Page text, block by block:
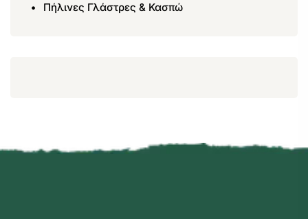
Πήλινες Γλάστρες & Κασπώ